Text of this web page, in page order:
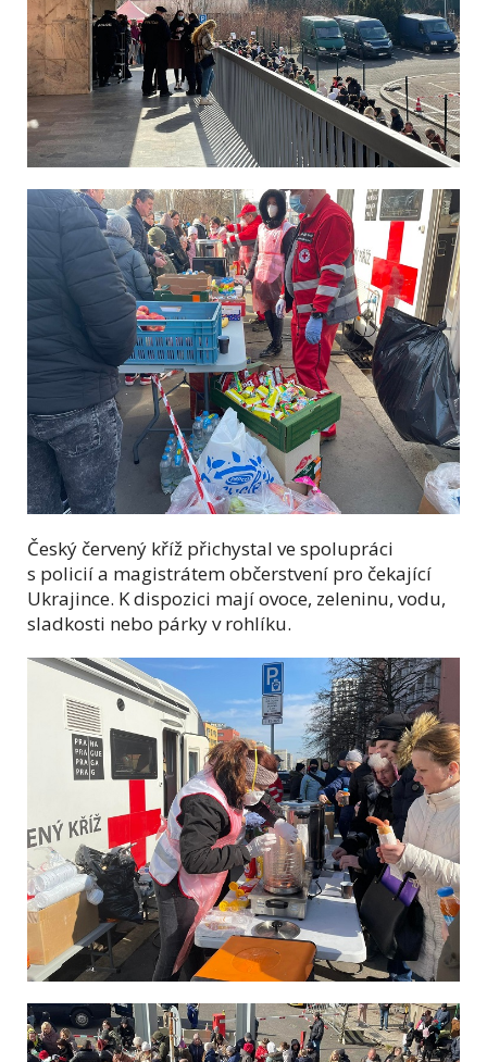
Český červený kříž přichystal ve spolupráci
s policií a magistrátem občerstvení pro čekající
Ukrajince. K dispozici mají ovoce, zeleninu, vodu,
sladkosti nebo párky v rohlíku.